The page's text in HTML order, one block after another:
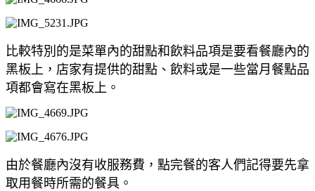
比較特別的是菜單內的甜點和飲料品項是要看餐廳內的
黑板上，店家有提供的甜點、飲料或是一些當月餐點品
項都會寫在黑板上。
由於餐廳內沒有收服務費，點完餐的客人們記得要先拿
取用餐時所需的餐具。